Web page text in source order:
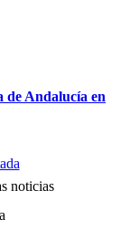
de Andalucía en
noticias